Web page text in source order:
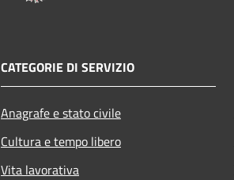
CATEGORIE DI SERVIZIO
Anagrafe e stato civile
Cultura e tempo libero
Vita lavorativa